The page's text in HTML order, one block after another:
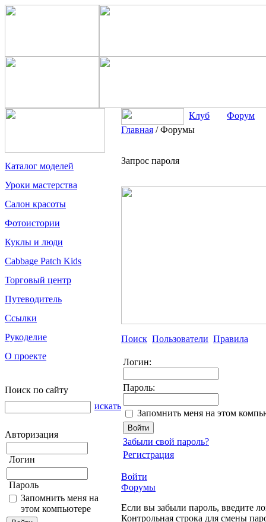
Каталог моделей
Уроки мастерства
Салон красоты
Фотоистории
Куклы и люди
Cabbage Patch Kids
Торговый центр
Путеводитель
Ссылки
Рукоделие
О проекте
Поиск по сайту
искать
Авторизация
Логин
Пароль
Запомнить меня на
этом компьютере
Клуб
Форум
Главная /Форумы
Запрос пароля
Поиск Пользователи Правила
Логин:
Пароль:
Запомнить меня на этом
Забыли свой пароль?
Регистрация
Войти
Форумы
Если вы забыли пароль, введите
Контрольная строка для смены